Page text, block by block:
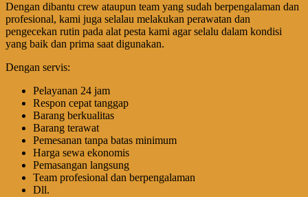
Dengan dibantu crew ataupun team yang sudah berpengalaman dan
profesional, kami juga selalau melakukan perawatan dan
pengecekan rutin pada alat pesta kami agar selalu dalam kondisi
yang baik dan prima saat digunakan.
Dengan servis:
Pelayanan 24 jam
Respon cepat tanggap
Barang berkualitas
Barang terawat
Pemesanan tanpa batas minimum
Harga sewa ekonomis
Pemasangan langsung
Team profesional dan berpengalaman
Dll.